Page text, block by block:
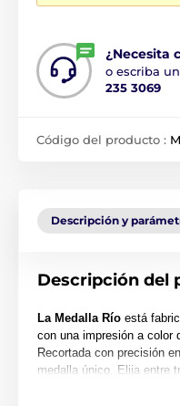
¿Necesita
o escriba
235 3069
Código del producto :
Descripción y
Descripción del
La Medalla Río está
con una impresión a color
Recortada con precisión
medalla único. Elija entre